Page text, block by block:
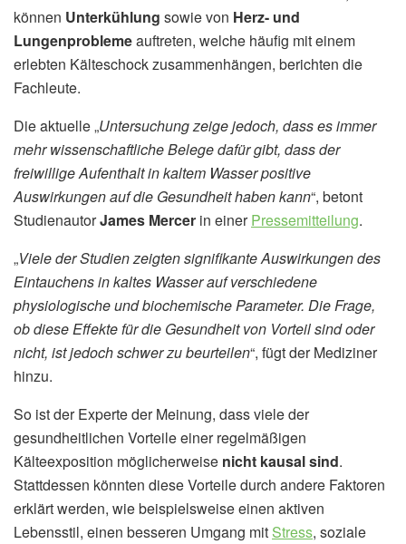
können Unterkühlung sowie von Herz- und
Lungenproblemeauftreten, welche häufig mit einem
erlebten Kälteschock zusammenhängen, berichten die
Fachleute.
Die aktuelle „Untersuchung zeige jedoch, dass es immer
mehr wissenschaftliche Belege dafür gibt, dass der
freiwillige Aufenthalt in kaltem Wasser positive
Auswirkungen auf die Gesundheit haben kann“, betont
StudienautorJames Mercer in einerPressemitteilung.
„Viele der Studien zeigten signifikante Auswirkungen des
Eintauchens in kaltes Wasser auf verschiedene
physiologische und biochemische Parameter. Die Frage,
ob diese Effekte für die Gesundheit von Vorteil sind oder
nicht, ist jedoch schwer zu beurteilen“, fügt der Mediziner
hinzu.
So ist der Experte der Meinung, dass viele der
gesundheitlichen Vorteile einer regelmäßigen
Kälteexposition möglicherweise nicht kausal sind.
Stattdessen könnten diese Vorteile durch andere Faktoren
erklärt werden, wie beispielsweise einen aktiven
Lebensstil, einen besseren Umgang mit Stress, soziale